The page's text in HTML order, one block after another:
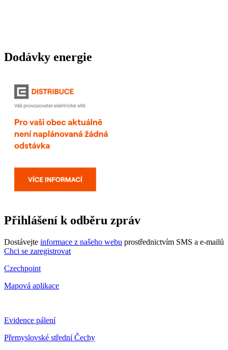
Dodávky energie
Přihlášení k odběru zpráv
Dostávejte informace z našeho webu prostřednictvím SMS a e-mailů
Chci se zaregistrovat
Czechpoint
Mapová aplikace
Evidence pálení
Přemyslovské střední Čechy